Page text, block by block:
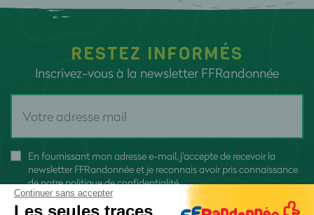
RESTEZ INFORMÉS
Inscrivez-vous à la newsletter FFRandonnée
En fournissant mon adresse e-mail, j'accepte de recevoir la
newsletter FFRandonnée et je reconnais avoir pris connaissance
denotre politique de confidentialité
Continuer sans accepter
Les seules traces